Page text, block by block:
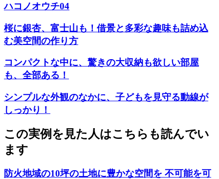
ハコノオウチ04
桜に銀杏、富士山も！借景と多彩な趣味も詰め込
む美空間の作り方
コンパクトな中に、驚きの大収納も欲しい部屋
も、全部ある！
シンプルな外観のなかに、子どもを見守る動線が
しっかり！
この実例を見た人はこちらも読んでい
ます
防火地域の10坪の土地に豊かな空間を 不可能を可